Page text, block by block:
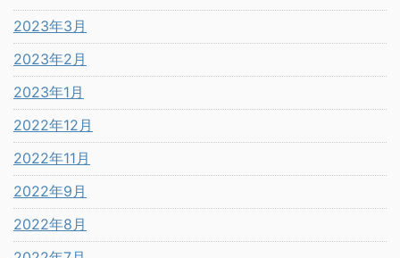
2023年3月
2023年2月
2023年1月
2022年12月
2022年11月
2022年9月
2022年8月